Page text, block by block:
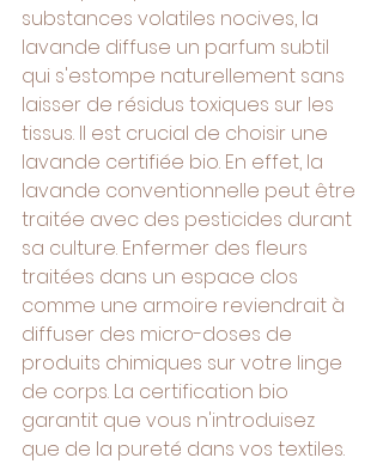
substances volatiles nocives, la
lavande diffuse un parfum subtil
qui s'estompe naturellement sans
laisser de résidus toxiques sur les
tissus. Il est crucial de choisir une
lavande certifiée bio. En effet, la
lavande conventionnelle peut être
traitée avec des pesticides durant
sa culture. Enfermer des fleurs
traitées dans un espace clos
comme une armoire reviendrait à
diffuser des micro-doses de
produits chimiques sur votre linge
de corps. La certification bio
garantit que vous n'introduisez
que de la pureté dans vos textiles.